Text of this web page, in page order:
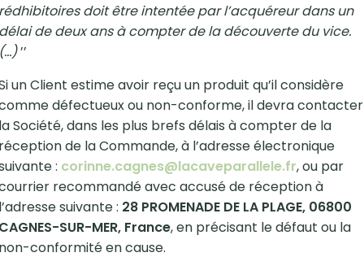
doit être intentée par l’acquéreur dans un
de deux ans à compter de la découverte du vice.
’’
un Client estime avoir reçu un produit qu’il considère
défectueux ou non-conforme, il devra contacter
Société, dans les plus brefs délais à compter de la
de la Commande, à l’adresse électronique
: corinne.cagnes@lacaveparallele.fr, ou par
recommandé avec accusé de réception à
suivante : 28 PROMENADE DE LA PLAGE, 06800
SUR-MER, France, en précisant le défaut ou la
conformité en cause.